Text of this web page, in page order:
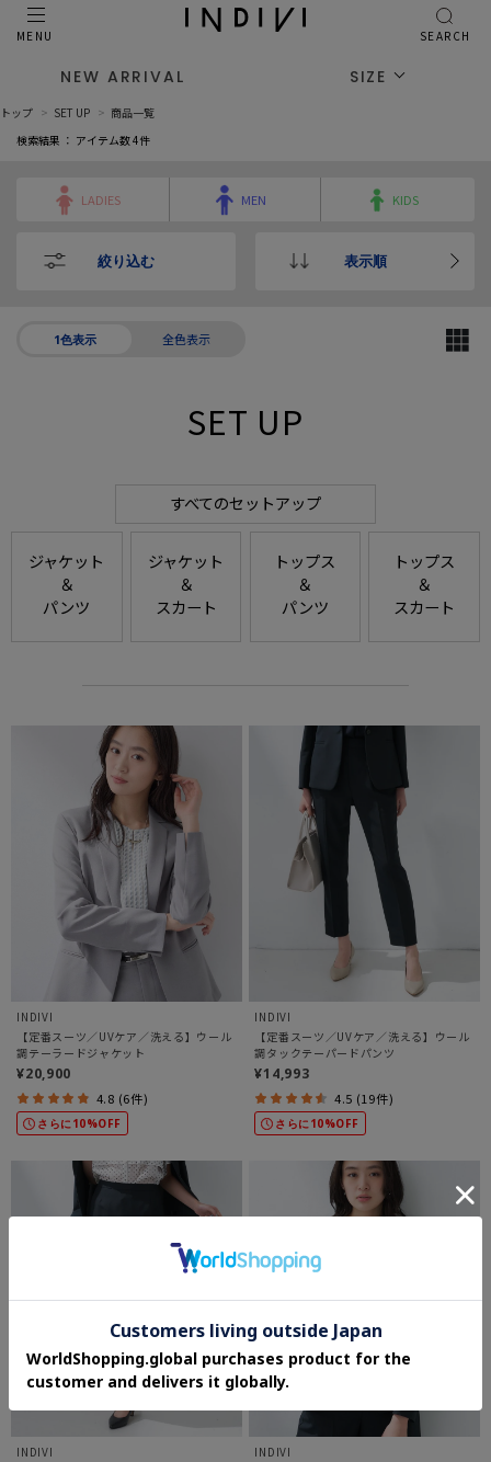
MENU SEARCH
NEW ARRIVAL SIZE
トップ SET UP
商品一覧
検索結果 ： アイテム数4件
LADIES MEN KIDS
絞り込む 表示順
1色表示 全色表示
SET UP
すべてのセットアップ
ジャケット
＆
パンツ
ジャケット
＆
スカート
トップス
＆
パンツ
トップス
＆
スカート
INDIVI
【定番スーツ／UVケア／洗える】ウール
調テーラードジャケット
¥20,900
4.8 (6件)
さらに10%OFF
INDIVI
【定番スーツ／UVケア／洗える】ウール
調タックテーパードパンツ
¥14,993
4.5 (19件)
さらに10%OFF
INDIVI
INDIVI